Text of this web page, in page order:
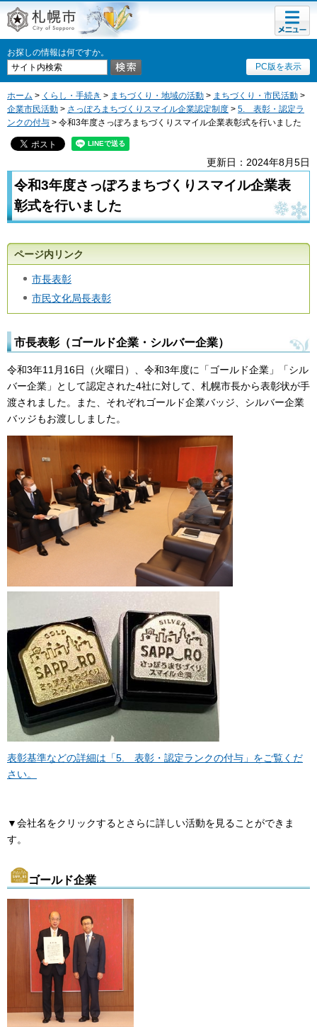
札幌市
お探しの情報は何ですか。
PC版を表示
メニュ
ー
ホーム > くらし・手続き > まちづくり・地域の活動 > まちづくり・市民活動 >
企業市民活動 > さっぽろまちづくりスマイル企業認定制度 > 5. 表彰・認定ラ
ンクの付与 > 令和3年度さっぽろまちづくりスマイル企業表彰式を行いました
更新日：2024年8月5日
令和3年度さっぽろまちづくりスマイル企業表
彰式を行いました
ページ内リンク
市長表彰
市民文化局長表彰
市長表彰（ゴールド企業・シルバー企業）
令和3年11月16日（火曜日）、令和3年度に「ゴールド企業」「シル
バー企業」として認定された4社に対して、札幌市長から表彰状が手
渡されました。また、それぞれゴールド企業バッジ、シルバー企業
バッジもお渡ししました。
表彰基準などの詳細は「5. 表彰・認定ランクの付与」をご覧くだ
さい。
▼会社名をクリックするとさらに詳しい活動を見ることができま
す。
ゴールド企業